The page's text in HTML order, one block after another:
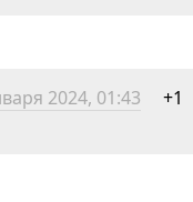
2024, 01:43
+1